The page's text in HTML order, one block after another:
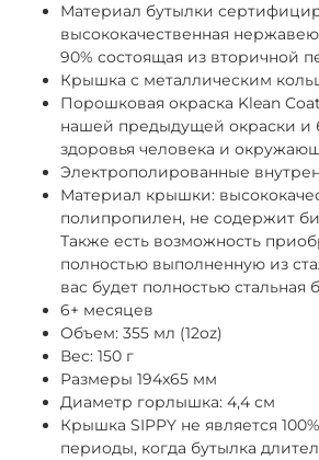
Материал бутылки
высококачественная
90% состоящая из вторичной
Крышка с металлическим
Порошковая окраска Klean
нашей предыдущей окраски и
здоровья человека и
Электрополированные
Материал крышки:
полипропилен, не содержит
Также есть возможность
полностью выполненную из
вас будет полностью стальная
6+ месяцев
Объем: 355 мл (12oz)
Вес: 150 г
Размеры 194x65 мм
Диаметр горлышка: 4,4 см
Крышка SIPPY не является
периоды, когда бутылка